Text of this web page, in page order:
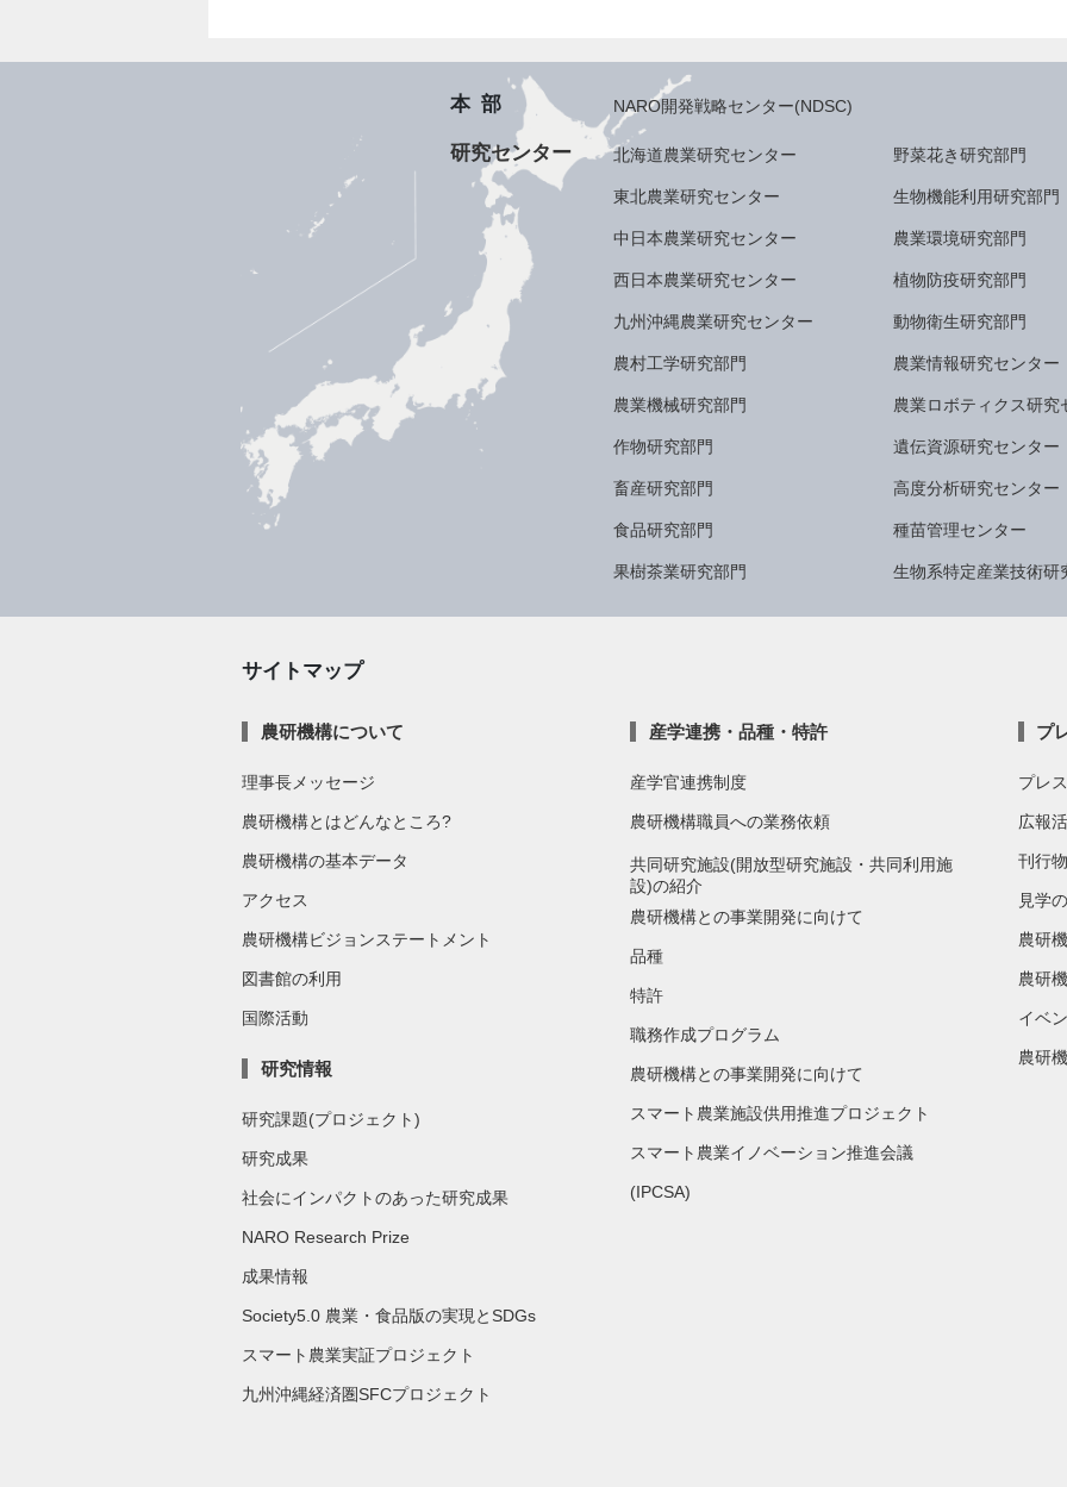
本部 NARO開発戦略センター(NDSC)
研究センター 北海道農業研究センター
東北農業研究センター
中日本農業研究センター
西日本農業研究センター
九州沖縄農業研究センター
農村工学研究部門
農業機械研究部門
作物研究部門
畜産研究部門
食品研究部門
果樹茶業研究部門
野菜花き研究部門
生物機能利用研究部門
農業環境研究部門
植物防疫研究部門
動物衛生研究部門
農業情報研究センター
農業ロボティクス研究
遺伝資源研究センター
高度分析研究センター
種苗管理センター
生物系特定産業技術研
サイトマップ
農研機構について
理事長メッセージ
農研機構とはどんなところ?
農研機構の基本データ
アクセス
農研機構ビジョンステートメント
図書館の利用
国際活動
研究情報
研究課題(プロジェクト)
研究成果
社会にインパクトのあった研究成果
NARO Research Prize
成果情報
Society5.0 農業・食品版の実現とSDGs
スマート農業実証プロジェクト
九州沖縄経済圏SFCプロジェクト
産学連携・品種・特許
産学官連携制度
農研機構職員への業務依頼
共同研究施設(開放型研究施設・共同利用施
設)の紹介
農研機構との事業開発に向けて
品種
特許
職務作成プログラム
農研機構との事業開発に向けて
スマート農業施設供用推進プロジェクト
スマート農業イノベーション推進会議
(IPCSA)
プ
プレ
広報
刊行
見学
農研
農研
イベ
農研